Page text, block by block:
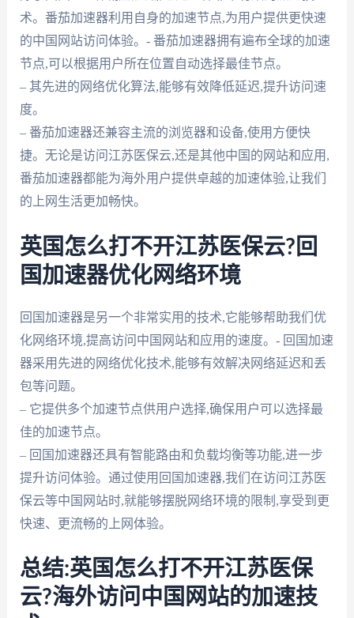
术。番茄加速器利用自身的加速节点,为用户提供更快速
的中国网站访问体验。- 番茄加速器拥有遍布全球的加速
节点,可以根据用户所在位置自动选择最佳节点。
– 其先进的网络优化算法,能够有效降低延迟,提升访问速
度。
– 番茄加速器还兼容主流的浏览器和设备,使用方便快
捷。无论是访问江苏医保云,还是其他中国的网站和应用,
番茄加速器都能为海外用户提供卓越的加速体验,让我们
的上网生活更加畅快。
英国怎么打不开江苏医保云?回
国加速器优化网络环境
回国加速器是另一个非常实用的技术,它能够帮助我们优
化网络环境,提高访问中国网站和应用的速度。- 回国加速
器采用先进的网络优化技术,能够有效解决网络延迟和丢
包等问题。
– 它提供多个加速节点供用户选择,确保用户可以选择最
佳的加速节点。
– 回国加速器还具有智能路由和负载均衡等功能,进一步
提升访问体验。通过使用回国加速器,我们在访问江苏医
保云等中国网站时,就能够摆脱网络环境的限制,享受到更
快速、更流畅的上网体验。
总结:英国怎么打不开江苏医保
云?海外访问中国网站的加速技